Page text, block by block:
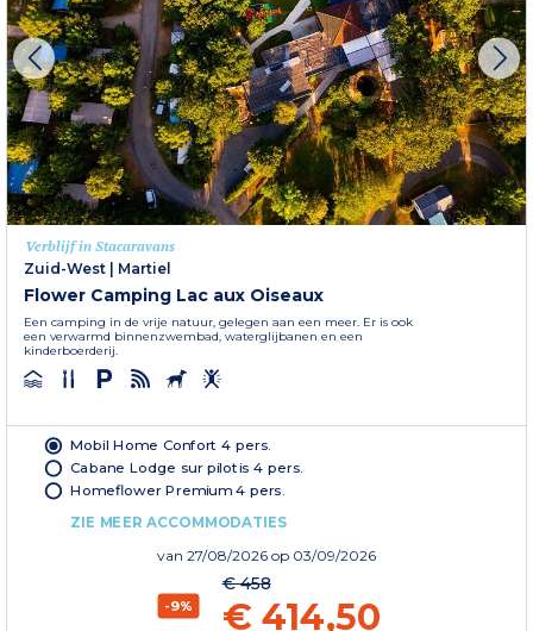
Verblijf in Stacaravans
Zuid-West | Martiel
Flower Camping Lac aux Oiseaux
Een camping in de vrije natuur, gelegen aan een meer. Er is ook
een verwarmd binnenzwembad, waterglijbanen en een
kinderboerderij.
Mobil Home Confort 4 pers.
Cabane Lodge sur pilotis 4 pers.
Homeflower Premium 4 pers.
ZIE MEER ACCOMMODATIES
van 27/08/2026 op 03/09/2026
-9%
€ 458
€ 414,50